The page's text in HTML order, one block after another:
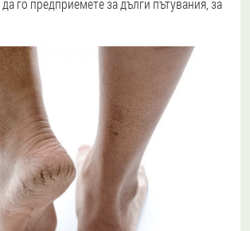
го предприемете за дълги пътувания, за